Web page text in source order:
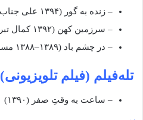
– زنده به گور (۱۳۹۴ علی جناب) – فیلم ویدیوئی
– سرزمین کهن (۱۳۹۲ کمال تبریزی)
– در چشم باد (۱۳۸۹–۱۳۸۸ مسعود جعفری جوزانی)
تله‌فیلم (فیلم تلویزیونی)
– ساعت به وقتِ صفر (۱۳۹۰)